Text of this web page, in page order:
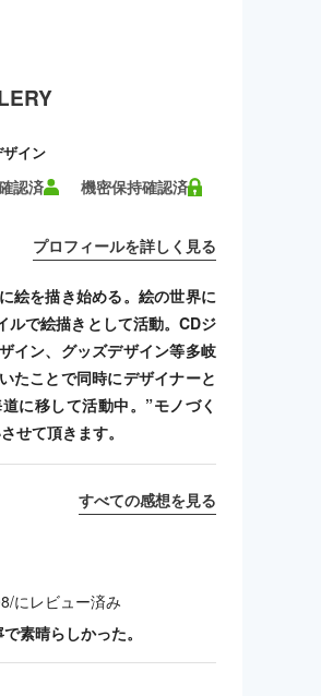
イン
認済 機密保持確認済
プロフィールを詳しく見る
絵を描き始める。絵の世界に
ルで絵描きとして活動。CDジ
イン、グッズデザイン等多岐
たことで同時にデザイナーと
に移して活動中。”モノづく
せて頂きます。
すべての感想を見る
にレビュー済み
素晴らしかった。